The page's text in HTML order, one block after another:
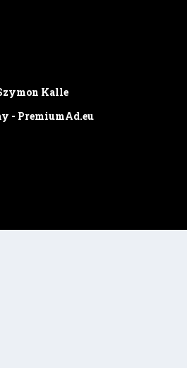
Kalle
- PremiumAd.eu